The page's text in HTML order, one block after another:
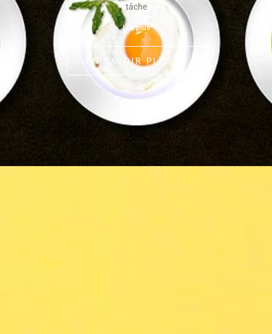
tâche
Lire plus
EN SAVOIR PLUS ...